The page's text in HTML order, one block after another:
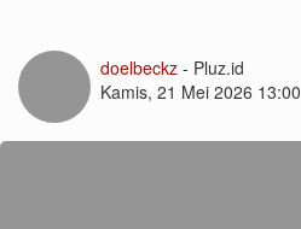
doelbeckz - Pluz.id
Kamis, 21 Mei 2026 13:00